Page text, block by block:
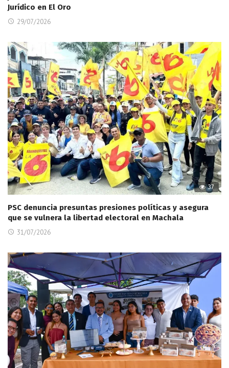
Jurídico en El Oro
29/07/2026
37
PSC denuncia presuntas presiones políticas y asegura
que se vulnera la libertad electoral en Machala
31/07/2026